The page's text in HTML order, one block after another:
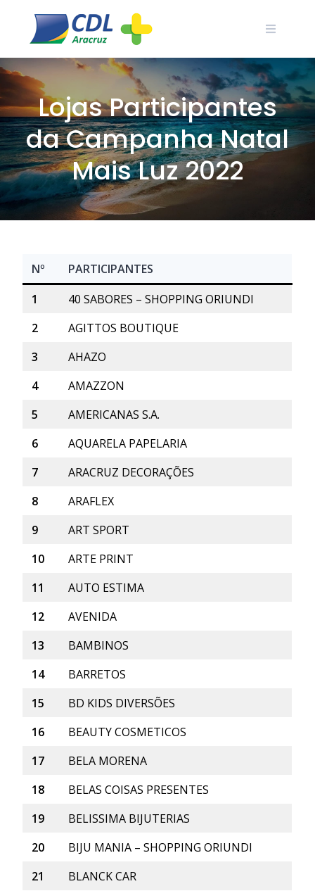
content
Lojas Participantes
da Campanha Natal
Mais Luz 2022
Nº
PARTICIPANTES
1
40 SABORES – SHOPPING ORIUNDI
2
AGITTOS BOUTIQUE
3
AHAZO
4
AMAZZON
5
AMERICANAS S.A.
6
AQUARELA PAPELARIA
7
ARACRUZ DECORAÇÕES
8
ARAFLEX
9
ART SPORT
10
ARTE PRINT
11
AUTO ESTIMA
12
AVENIDA
13
BAMBINOS
14
BARRETOS
15
BD KIDS DIVERSÕES
16
BEAUTY COSMETICOS
17
BELA MORENA
18
BELAS COISAS PRESENTES
19
BELISSIMA BIJUTERIAS
20
BIJU MANIA – SHOPPING ORIUNDI
21
BLANCK CAR